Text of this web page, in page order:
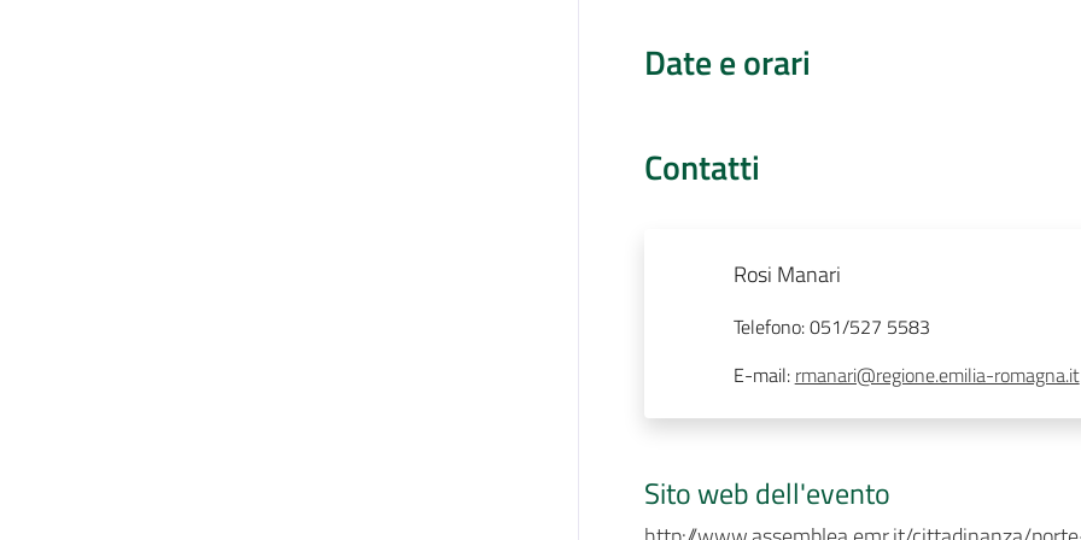
Date e orari
Contatti
Rosi Manari
Telefono:051/527 5583
E-mail: rmanari@regione.emilia-romagna.it
Sito web dell'evento